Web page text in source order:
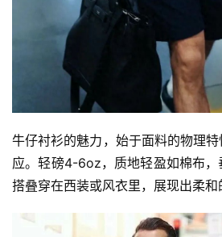
牛仔衬衫的魅力，始于面料的物理
应。轻磅4-6oz，质地轻盈如棉布，
搭叠穿在西装或风衣里，展现出柔和